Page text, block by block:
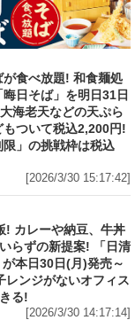
が食べ放題! 和食麺処
日そば」を明日31日
海老天などの天ぷら
もついて税込2,200円!
限」の挑戦枠は税込
[2026/3/30 15:17:42]
! カレーや納豆、牛丼
らずの新提案! 「日清
本日30日(月)発売～
レンジがないオフィス
る!
[2026/3/30 14:17:14]